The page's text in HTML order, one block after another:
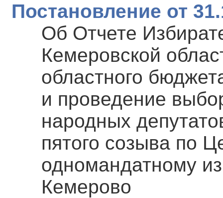
Постановление от
Об Отчете
Кемеровской
областного
и проведение
народных
пятого созыва по
одномандатному
Кемерово